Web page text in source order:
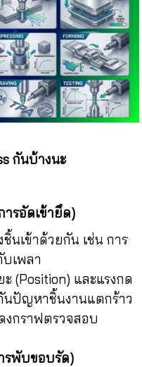
กันบ้างนะ
รอัดเข้ายึด)
นเข้าด้วยกัน เช่น การ
เพลา
(Position) และแรงกด
นปัญหาชิ้นงานแตกร้าว
งกราฟตรวจสอบ
รพับขอบรัด)